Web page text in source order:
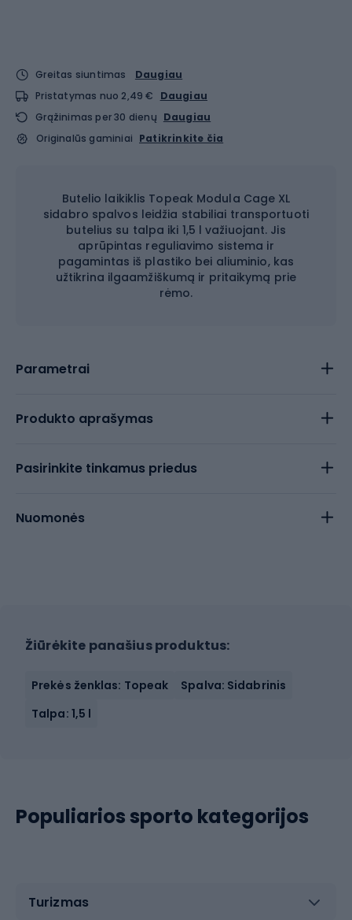
Greitas siuntimas
Daugiau
Pristatymas nuo 2,49 €
Daugiau
Grąžinimas per 30 dienų Daugiau
Originalūs gaminiai Patikrinkite čia
Butelio laikiklis Topeak Modula Cage XL
sidabro spalvos leidžia stabiliai transportuoti
butelius su talpa iki 1,5 l važiuojant. Jis
aprūpintas reguliavimo sistema ir
pagamintas iš plastiko bei aliuminio, kas
užtikrina ilgaamžiškumą ir pritaikymą prie
rėmo.
Parametrai
Produkto aprašymas
Pasirinkite tinkamus priedus
Nuomonės
Žiūrėkite panašius produktus:
Prekės ženklas: Topeak
Spalva: Sidabrinis
Talpa: 1,5 l
Populiarios sporto kategorijos
Turizmas